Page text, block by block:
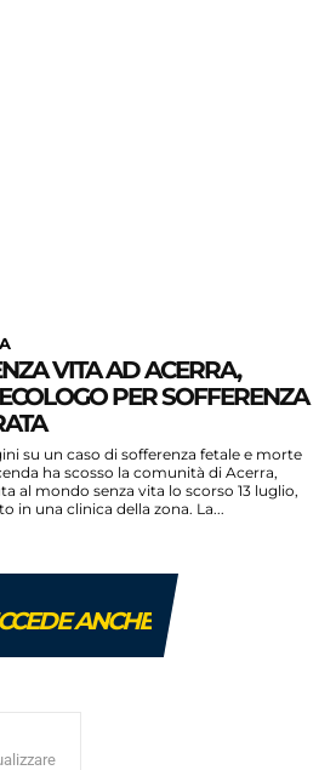
VITA AD ACERRA,
PER SOFFERENZA
su un caso di sofferenza fetale e morte
ha scosso la comunità di Acerra,
al mondo senza vita lo scorso 13 luglio,
in una clinica della zona. La...
ANCHE